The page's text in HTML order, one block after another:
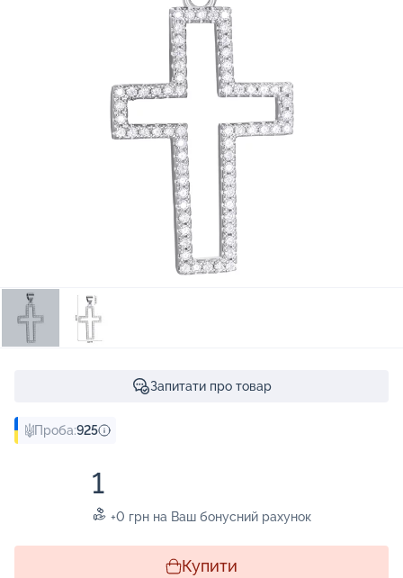
Запитати про товар
Проба:925
1
+0 грн на Ваш бонусний рахунок
Купити